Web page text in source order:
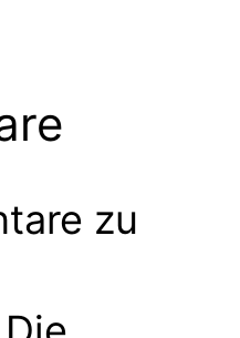
zu